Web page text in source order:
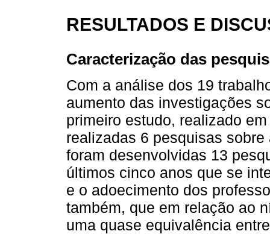
RESULTADOS E
Caracterização das
Com a análise dos 19
aumento das investigações
primeiro estudo, realizado
realizadas 6 pesquisas
foram desenvolvidas 13
últimos cinco anos que se
e o adoecimento dos
também, que em relação ao
uma quase equivalência